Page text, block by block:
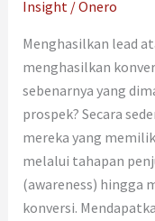
Insight/Onero
Menghasilkan lead
menghasilkan
sebenarnya yang
prospek? Secara
mereka yang
melalui tahapan
(awareness) hingga
konversi.